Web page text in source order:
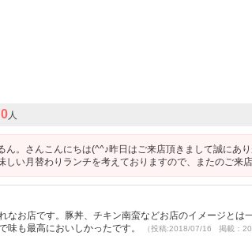
0人
ん。さんこんにちは(^^♪昨日はご来店頂きまして誠にあ
い月替わりランチを考えておりますので、またのご来
なお店です。豚丼、チキン南蛮などお店のイメージとは
味も最高においしかったです。
（投稿:2018/07/16 掲載：